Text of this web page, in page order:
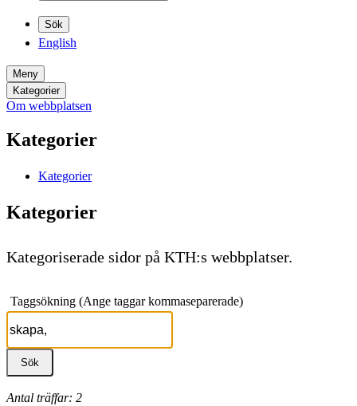
Sök
English
Meny
Kategorier
Om webbplatsen
Kategorier
Kategorier
Kategorier
Kategoriserade sidor på KTH:s webbplatser.
Taggsökning (Ange taggar kommaseparerade)
Antal träffar: 2